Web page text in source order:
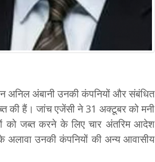
अनिल अंबानी उनकी कंपनियों और संबंधित
की हैं। जांच एजेंसी ने 31 अक्टूबर को मनी
को जब्त करने के लिए चार अंतरिम आदेश
अलावा उनकी कंपनियों की अन्य आवासीय